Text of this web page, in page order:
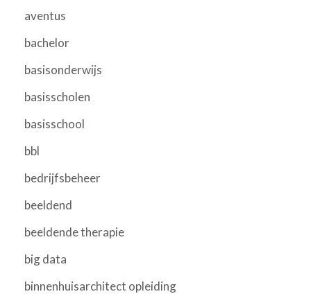
aventus
bachelor
basisonderwijs
basisscholen
basisschool
bbl
bedrijfsbeheer
beeldend
beeldende therapie
big data
binnenhuisarchitect opleiding